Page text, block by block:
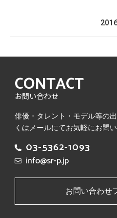
CONTACT
お問い合わせ
俳優・タレント・モデル等の出
くはメールにてお気軽にお問
03-5362-1093
info@sr-p.jp
お問い合わせ